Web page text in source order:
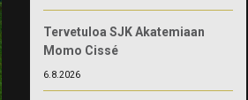
Tervetuloa SJK Akatemiaan
Momo Cissé
6.8.2026